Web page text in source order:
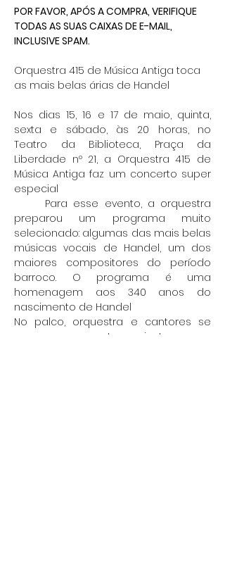
POR FAVOR, APÓS A COMPRA, VERIFIQUE
TODAS AS SUAS CAIXAS DE E-MAIL,
INCLUSIVE SPAM.
Orquestra 415 de Música Antiga toca
as mais belas árias de Handel
Nos dias 15, 16 e 17 de maio, quinta,
sexta e sábado, às 20 horas, no
Teatro da Biblioteca, Praça da
Liberdade nº 21, a Orquestra 415 de
Música Antiga faz um concerto super
especial
preparou um programa muito
selecionado: algumas das mais belas
músicas vocais de Handel, um dos
maiores compositores do período
barroco. O programa é uma
homenagem aos 340 anos do
nascimento de Handel
No palco, orquestra e cantores se
unem para executarem, juntos, essas